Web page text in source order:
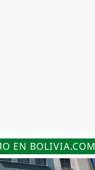
EN BOLIVIA.COM